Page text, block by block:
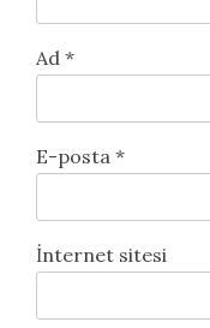
Ad *
E-posta *
İnternet sitesi